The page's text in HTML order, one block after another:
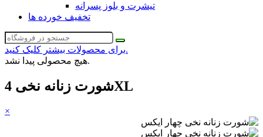
تیشرت و بلوز پسرانه
تخفیف خورده ها
برای محصولات بیشتر کلیک کنید.
هیچ محصولی پیدا نشد.
شورت زنانه نخی 4XL
×